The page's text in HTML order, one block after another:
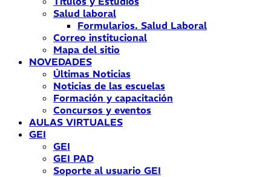
Salud laboral
Formularios. Salud Laboral
Correo institucional
Mapa del sitio
NOVEDADES
Últimas Noticias
Noticias de las escuelas
Formación y capacitación
Concursos y eventos
AULAS VIRTUALES
GEI
GEI
GEI PAD
Soporte al usuario GEI